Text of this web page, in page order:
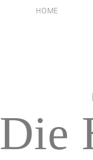
HOME
Die